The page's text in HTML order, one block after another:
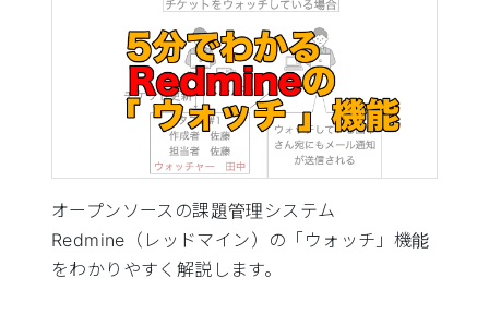
オープンソースの課題管理システム
Redmine（レッドマイン）の「ウォッチ」機能
をわかりやすく解説します。